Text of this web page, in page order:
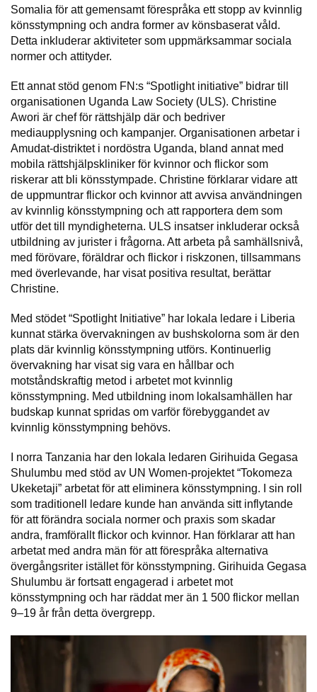
Somalia för att gemensamt förespråka ett stopp av kvinnlig
könsstympning och andra former av könsbaserat våld.
Detta inkluderar aktiviteter som uppmärksammar sociala
normer och attityder.
Ett annat stöd genom FN:s “Spotlight initiative” bidrar till
organisationen Uganda Law Society (ULS). Christine
Awori är chef för rättshjälp där och bedriver
mediaupplysning och kampanjer. Organisationen arbetar i
Amudat-distriktet i nordöstra Uganda, bland annat med
mobila rättshjälpskliniker för kvinnor och flickor som
riskerar att bli könsstympade. Christine förklarar vidare att
de uppmuntrar flickor och kvinnor att avvisa användningen
av kvinnlig könsstympning och att rapportera dem som
utför det till myndigheterna. ULS insatser inkluderar också
utbildning av jurister i frågorna. Att arbeta på samhällsnivå,
med förövare, föräldrar och flickor i riskzonen, tillsammans
med överlevande, har visat positiva resultat, berättar
Christine.
Med stödet “Spotlight Initiative” har lokala ledare i Liberia
kunnat stärka övervakningen av bushskolorna som är den
plats där kvinnlig könsstympning utförs. Kontinuerlig
övervakning har visat sig vara en hållbar och
motståndskraftig metod i arbetet mot kvinnlig
könsstympning. Med utbildning inom lokalsamhällen har
budskap kunnat spridas om varför förebyggandet av
kvinnlig könsstympning behövs.
I norra Tanzania har den lokala ledaren Girihuida Gegasa
Shulumbu med stöd av UN Women-projektet “Tokomeza
Ukeketaji” arbetat för att eliminera könsstympning. I sin roll
som traditionell ledare kunde han använda sitt inflytande
för att förändra sociala normer och praxis som skadar
andra, framförallt flickor och kvinnor. Han förklarar att han
arbetat med andra män för att förespråka alternativa
övergångsriter istället för könsstympning. Girihuida Gegasa
Shulumbu är fortsatt engagerad i arbetet mot
könsstympning och har räddat mer än 1 500 flickor mellan
9–19 år från detta övergrepp.